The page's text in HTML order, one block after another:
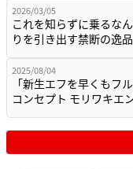
2026/03/05
これを知らずに乗るな
りを引き出す禁断の逸
2025/08/04
「新生エフを早くもフ
コンセプト モリワキエ